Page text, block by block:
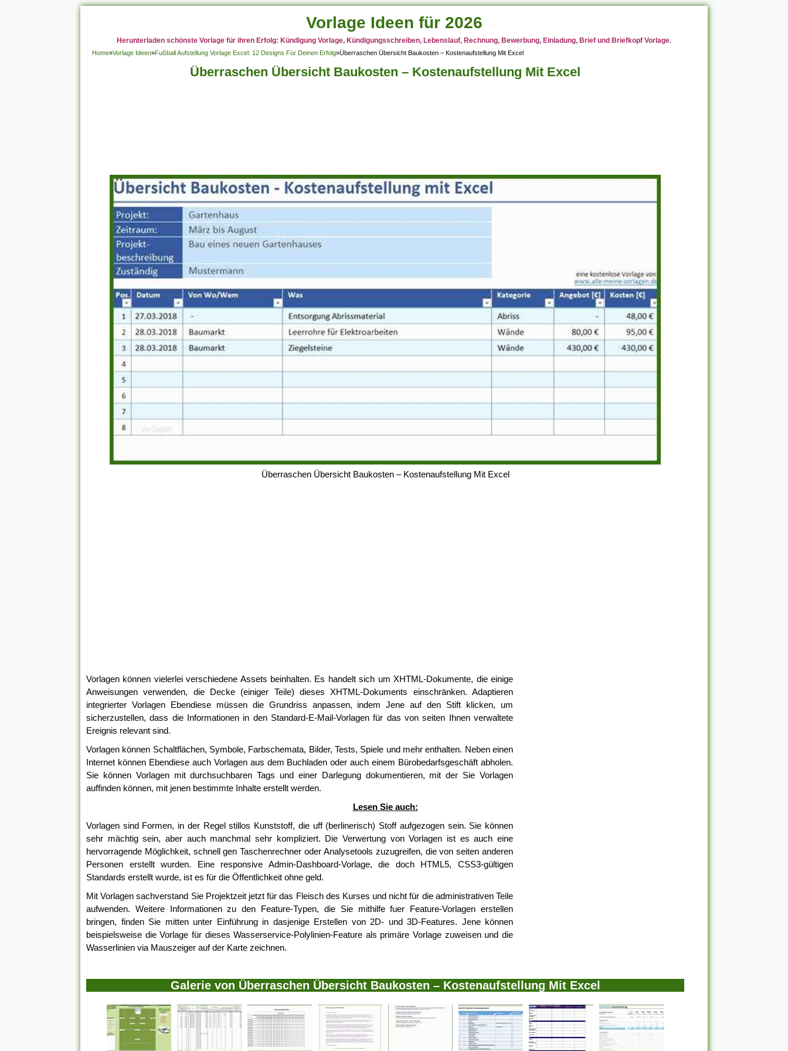
Vorlage Ideen für 2026
Herunterladen schönste Vorlage für ihren Erfolg: Kündigung Vorlage, Kündigungsschreiben, Lebenslauf, Rechnung, Bewerbung, Einladung, Brief und Briefkopf Vorlage.
Home»Vorlage Ideen»Fußball Aufstellung Vorlage Excel: 12 Designs Für Deinen Erfolg»Überraschen Übersicht Baukosten – Kostenaufstellung Mit Excel
Überraschen Übersicht Baukosten – Kostenaufstellung Mit Excel
Überraschen Übersicht Baukosten – Kostenaufstellung Mit Excel
Vorlagen können vielerlei verschiedene Assets beinhalten. Es handelt sich um XHTML-Dokumente, die einige
Anweisungen verwenden, die Decke (einiger Teile) dieses XHTML-Dokuments einschränken. Adaptieren
integrierter Vorlagen Ebendiese müssen die Grundriss anpassen, indem Jene auf den Stift klicken, um
sicherzustellen, dass die Informationen in den Standard-E-Mail-Vorlagen für das von seiten Ihnen verwaltete
Ereignis relevant sind.
Vorlagen können Schaltflächen, Symbole, Farbschemata, Bilder, Tests, Spiele und mehr enthalten. Neben einen
Internet können Ebendiese auch Vorlagen aus dem Buchladen oder auch einem Bürobedarfsgeschäft abholen.
Sie können Vorlagen mit durchsuchbaren Tags und einer Darlegung dokumentieren, mit der Sie Vorlagen
auffinden können, mit jenen bestimmte Inhalte erstellt werden.
Lesen Sie auch:
Vorlagen sind Formen, in der Regel stillos Kunststoff, die uff (berlinerisch) Stoff aufgezogen sein. Sie können
sehr mächtig sein, aber auch manchmal sehr kompliziert. Die Verwertung von Vorlagen ist es auch eine
hervorragende Möglichkeit, schnell gen Taschenrechner oder Analysetools zuzugreifen, die von seiten anderen
Personen erstellt wurden. Eine responsive Admin-Dashboard-Vorlage, die doch HTML5, CSS3-gültigen
Standards erstellt wurde, ist es für die Öffentlichkeit ohne geld.
Mit Vorlagen sachverstand Sie Projektzeit jetzt für das Fleisch des Kurses und nicht für die administrativen Teile
aufwenden. Weitere Informationen zu den Feature-Typen, die Sie mithilfe fuer Feature-Vorlagen erstellen
bringen, finden Sie mitten unter Einführung in dasjenige Erstellen von 2D- und 3D-Features. Jene können
beispielsweise die Vorlage für dieses Wasserservice-Polylinien-Feature als primäre Vorlage zuweisen und die
Wasserlinien via Mauszeiger auf der Karte zeichnen.
Galerie von Überraschen Übersicht Baukosten – Kostenaufstellung Mit Excel